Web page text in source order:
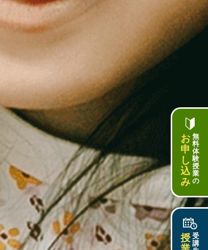
お
申
し
込
み
無
料
体
験
授
業
の
授 受
講